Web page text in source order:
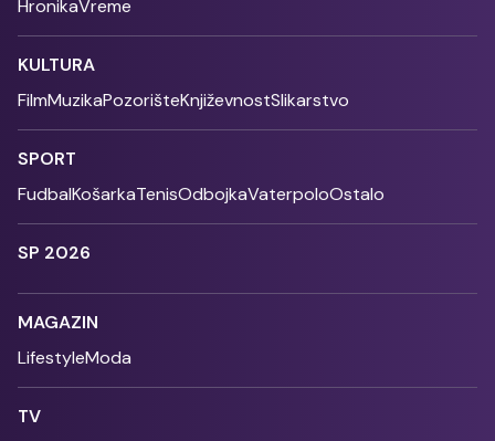
HronikaVreme
KULTURA
FilmMuzikaPozorišteKnjiževnostSlikarstvo
SPORT
FudbalKošarkaTenisOdbojkaVaterpoloOstalo
SP 2026
MAGAZIN
LifestyleModa
TV